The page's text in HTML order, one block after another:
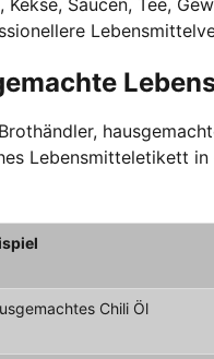
Lebensmitteletikett
Chili Öl